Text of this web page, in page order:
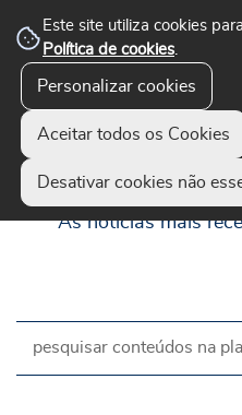
Este site utiliza cookies
Política de cookies.
Personalizar cookies
Aceitar todos os Cookies
Desativar cookies não
As notícias mais